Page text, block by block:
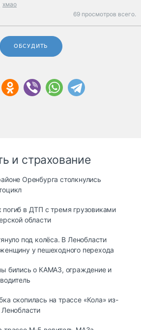
хмао
69 просмотров всего.
ОБСУДИТЬ
и страхование
Оренбурга столкнулись
в ДТП с тремя грузовиками
области
под колёса. В Ленобласти
у пешеходного перехода
бились о КАМАЗ, ограждение и
скопилась на трассе «Кола» из-